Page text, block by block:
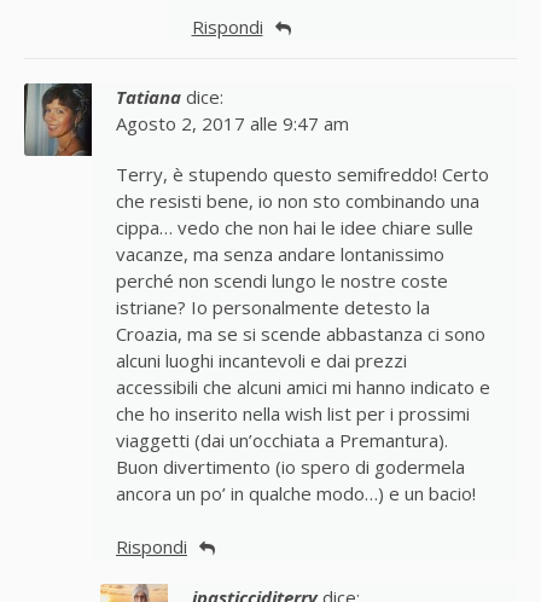
Rispondi
Tatiana dice:
Agosto 2, 2017 alle 9:47 am
Terry, è stupendo questo semifreddo! Certo
che resisti bene, io non sto combinando una
cippa… vedo che non hai le idee chiare sulle
vacanze, ma senza andare lontanissimo
perché non scendi lungo le nostre coste
istriane? Io personalmente detesto la
Croazia, ma se si scende abbastanza ci sono
alcuni luoghi incantevoli e dai prezzi
accessibili che alcuni amici mi hanno indicato e
che ho inserito nella wish list per i prossimi
viaggetti (dai un’occhiata a Premantura).
Buon divertimento (io spero di godermela
ancora un po’ in qualche modo…) e un bacio!
Rispondi